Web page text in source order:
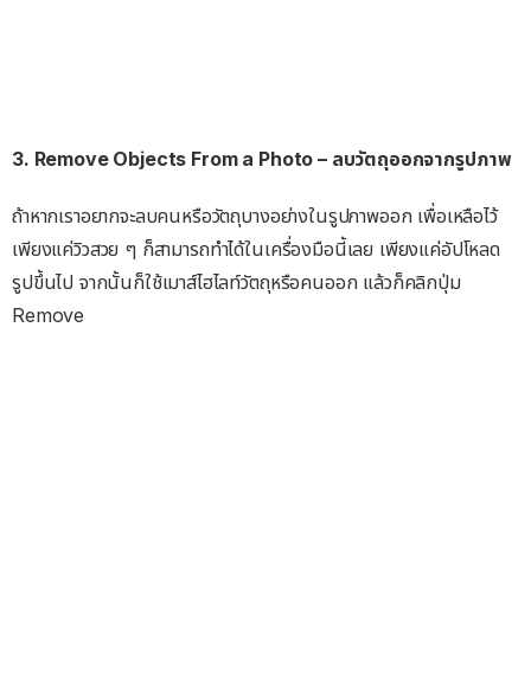
3. Remove Objects From a Photo – ลบวัตถุออกจากรูปภาพ
ถ้าหากเราอยากจะลบคนหรือวัตถุบางอย่างในรูปภาพออก เพื่อเหลือไว้
เพียงแค่วิวสวย ๆ ก็สามารถทำได้ในเครื่องมือนี้เลย เพียงแค่อัปโหลด
รูปขึ้นไป จากนั้นก็ใช้เมาส์ไฮไลท์วัตถุหรือคนออก แล้วก็คลิกปุ่ม
Remove